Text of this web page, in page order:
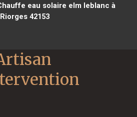
eau solaire elm leblanc à
Riorges 42153